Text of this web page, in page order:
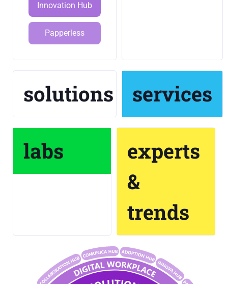
Innovation Hub
Papperless
solutions services
labs
experts
&
trends